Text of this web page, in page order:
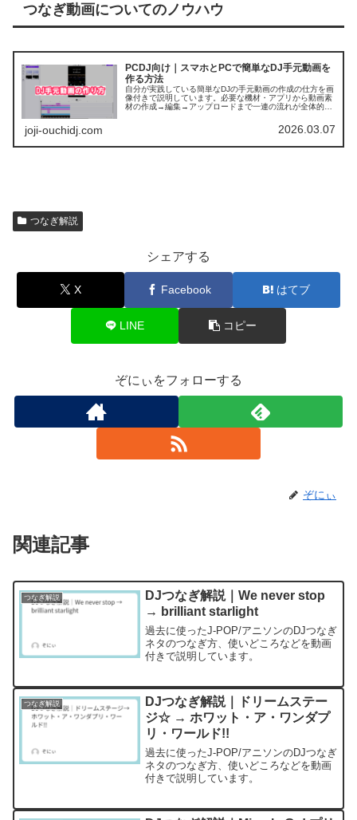
つなぎ動画についてのノウハウ
PCDJ向け｜スマホとPCで簡単なDJ手元動画を
作る方法
自分が実践している簡単なDJの手元動画の作成の仕方を画
像付きで説明しています。必要な機材・アプリから動画素
材の作成→編集→アップロードまで一連の流れが全体的に
joji-ouchidj.com 2026.03.07
つなぎ解説
シェアする
X Facebook はてブ
LINE コピー
ぞにぃをフォローする
ぞにぃ
関連記事
つなぎ解説
DJつなぎ解説｜We never stop
→ brilliant starlight
過去に使ったJ-POP/アニソンのDJつなぎ
ネタのつなぎ方、使いどころなどを動画
付きで説明しています。
つなぎ解説
DJつなぎ解説｜ドリームステー
ジ☆ → ホワット・ア・ワンダプ
リ・ワールド!!
過去に使ったJ-POP/アニソンのDJつなぎ
ネタのつなぎ方、使いどころなどを動画
付きで説明しています。